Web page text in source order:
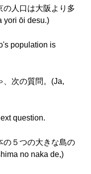
の人口は大阪より多
yori ōi desu.)
population is
、次の質問。(Ja,
question.
の５つの大きな島の
no naka de,)